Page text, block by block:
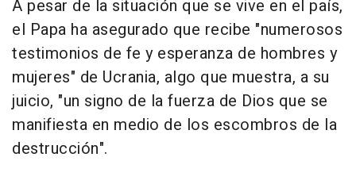
A pesar de la situación que se vive en el país,
el Papa ha asegurado que recibe "numerosos
testimonios de fe y esperanza de hombres y
mujeres" de Ucrania, algo que muestra, a su
juicio, "un signo de la fuerza de Dios que se
manifiesta en medio de los escombros de la
destrucción".